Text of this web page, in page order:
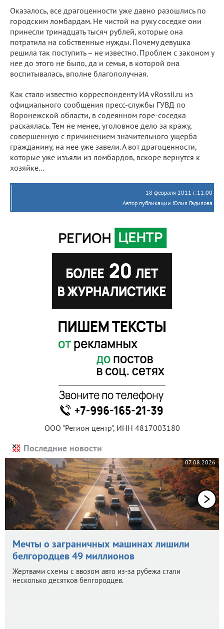
Оказалось, все драгоценности уже давно разошлись по
городским ломбардам. Не чистой на руку соседке они
принесли тринадцать тысяч рублей, которые она
потратила на собственные нужды. Почему девушка
решила так поступить – не известно. Проблем с законом у
нее до этого не было, да и семья, в которой она
воспитывалась, вполне благополучная.
Как стало известно корреспонденту ИА vRossii.ru из
официального сообщения пресс-службы ГУВД по
Воронежской области, в содеянном горе-соседка
раскаялась. Тем не менее, уголовное дело за кражу,
совершенную с причинением значительного ущерба
гражданину, на нее уже завели. А вот драгоценности,
которые уже изъяли из ломбардов, вскоре вернутся к
хозяйке…
18 февраля 2011 г. 11:00
Автор публикации Юлия Гадилова
ООО "Регион центр", ИНН 4817003180
Последние новости
07.08.2026
Мечты о заграничных машинах лишили
белгородцев 49 миллионов
Жертвами схемы с ввозом авто из-за рубежа стали
несколько десятков белгородцев.